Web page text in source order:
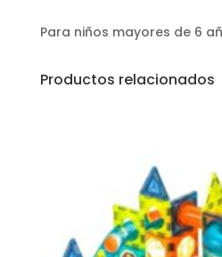
Para niños mayores de 6
Productos relacionados